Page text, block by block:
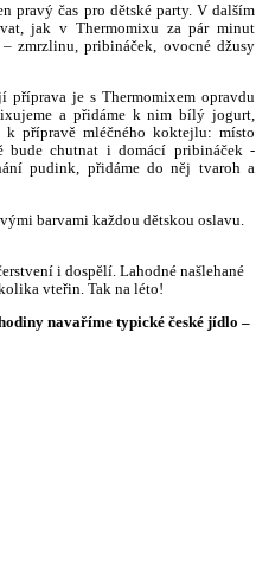
pravý čas pro dětské party. V dalším
jak v Thermomixu za pár minut
zmrzlinu, pribináček, ovocné džusy
příprava je s Thermomixem opravdu
a přidáme k nim bílý jogurt,
k přípravě mléčného koktejlu: místo
bude chutnat i domácí pribináček -
pudink, přidáme do něj tvaroh a
barvami každou dětskou oslavu.
i dospělí. Lahodné našlehané
vteřin. Tak na léto!
navaříme typické české jídlo –